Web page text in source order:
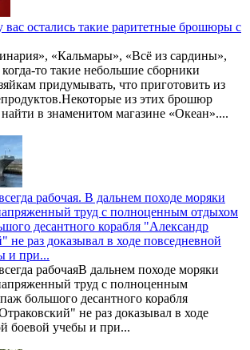
вас остались такие раритетные брошюры с
«Кальмары», «Всё из сардины»,
то такие небольшие сборники
придумывать, что приготовить из
из этих брошюр
в знаменитом магазине «Океан»....
рабочая. В дальнем походе моряки
труд с полноценным отдыхом
десантного корабля "Александр
не раз доказывал в ходе повседневной
и при...
рабочаяВ дальнем походе моряки
труд с полноценным
большого десантного корабля
не раз доказывал в ходе
боевой учебы и при...